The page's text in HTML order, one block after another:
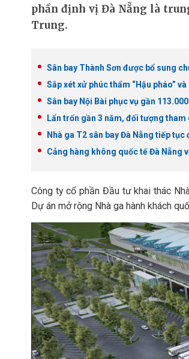
phần định vị Đà Nẵng là
Trung.
Sân bay Thành Sơn được bổ sung
Sắp xét xử phúc thẩm “Hậu pháo”
Sân bay Nội Bài phục vụ gần
Lẩn trốn gần 3 năm, đối tượng
Nhà ga T2 sân bay Đà Nẵng tiếp
Cảng hàng không quốc tế Đà Nẵng
Công ty cổ phần Đầu tư khai thác
Dự án mở rộng Nhà ga hành khách